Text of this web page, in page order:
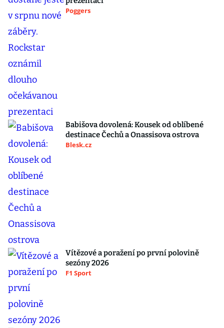
Poggers
Babišova dovolená: Kousek od oblíbené
destinace Čechů a Onassisova ostrova
Blesk.cz
Vítězové a poražení po první polovině
sezóny 2026
F1 Sport